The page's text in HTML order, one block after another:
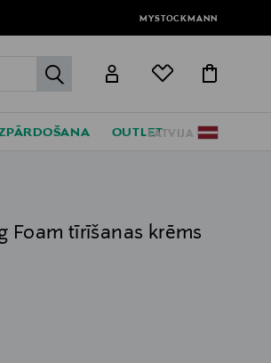
MYSTOCKMANN
label.header.go
LATVIJA
OUTLET
Foam tīrīšanas krēms